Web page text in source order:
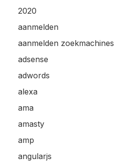
2020
aanmelden
aanmelden zoekmachines
adsense
adwords
alexa
ama
amasty
amp
angularjs